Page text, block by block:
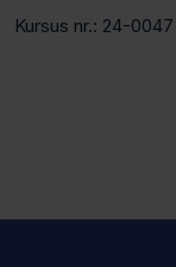
Kursus nr.: 24-0047